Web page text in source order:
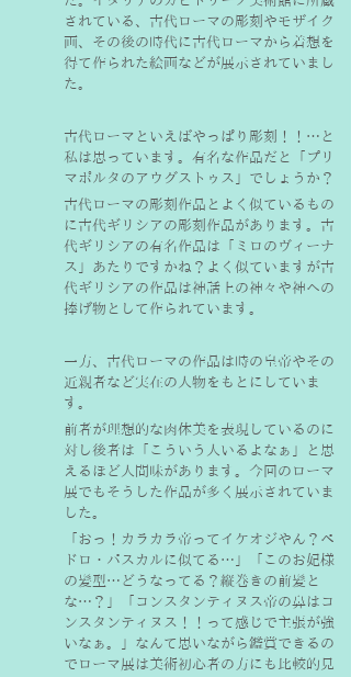
されている、古代ローマの彫刻やモザイク
画、その後の時代に古代ローマから着想を
得て作られた絵画などが展示されていまし
た。
古代ローマといえばやっぱり彫刻！！…と
私は思っています。有名な作品だと「プリ
マポルタのアウグストゥス」でしょうか？
古代ローマの彫刻作品とよく似ているもの
に古代ギリシアの彫刻作品があります。古
代ギリシアの有名作品は「ミロのヴィーナ
ス」あたりですかね？よく似ていますが古
代ギリシアの作品は神話上の神々や神への
捧げ物として作られています。
一方、古代ローマの作品は時の皇帝やその
近親者など実在の人物をもとにしていま
す。
前者が理想的な肉体美を表現しているのに
対し後者は「こういう人いるよなぁ」と思
えるほど人間味があります。今回のローマ
展でもそうした作品が多く展示されていま
した。
「おっ！カラカラ帝ってイケオジやん？ぺ
ドロ・パスカルに似てる…」「このお妃様
の髪型…どうなってる？縦巻きの前髪と
な…？」「コンスタンティヌス帝の鼻はコ
ンスタンティヌス！！って感じで主張が強
いなぁ。」なんて思いながら鑑賞できるの
でローマ展は美術初心者の方にも比較的見